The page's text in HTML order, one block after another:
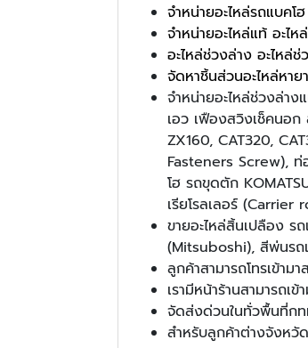
จำหน่ายอะไหล่รถแบค
จำหน่ายอะไหล่แท้ อะไ
อะไหล่ช่วงล่าง อะไหล่
จัดหาชิ้นส่วนอะไหล่หาย
จำหน่ายอะไหล่ช่วงล่า
เอว เฟืองสวิงเช็คนอ
ZX160, CAT320,
Fasteners Screw), ท่
โฮ รถขุดตัก
เรียโรลเลอร์ (Carrier
ขายอะไหล่สิ้นเปลือง ร
(Mitsuboshi), สีพ่นรถ
ลูกค้าสามารถโทรเข้าม
เรามีหน้าร้านสามารถเ
จัดส่งด่วนในทั่วพื้นที่ก
สำหรับลูกค้าต่างจังหวั